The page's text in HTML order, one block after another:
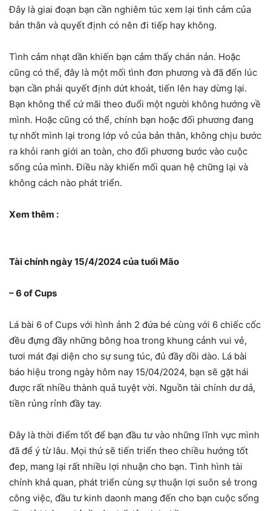
Đây là giai đoạn bạn cần nghiêm túc xem lại tình cảm của
bản thân và quyết định có nên đi tiếp hay không.
Tình cảm nhạt dần khiến bạn cảm thấy chán nản. Hoặc
cũng có thể, đây là một mối tình đơn phương và đã đến lúc
bạn cần phải quyết định dứt khoát, tiến lên hay dừng lại.
Bạn không thể cứ mãi theo đuổi một người không hướng về
mình. Hoặc cũng có thể, chính bạn hoặc đối phương đang
tự nhốt mình lại trong lớp vỏ của bản thân, không chịu bước
ra khỏi ranh giới an toàn, cho đối phương bước vào cuộc
sống của mình. Điều này khiến mối quan hệ chững lại và
không cách nào phát triển.
Xem thêm :
Tài chính ngày 15/4/2024 của tuổi Mão
– 6 of Cups
Lá bài 6 of Cups với hình ảnh 2 đứa bé cùng với 6 chiếc cốc
đều đựng đầy những bông hoa trong khung cảnh vui vẻ,
tươi mát đại diện cho sự sung túc, đủ đầy dồi dào. Lá bài
báo hiệu trong ngày hôm nay 15/04/2024, bạn sẽ gặt hái
được rất nhiều thành quả tuyệt vời. Nguồn tài chính dư dả,
tiền rủng rỉnh đầy tay.
Đây là thời điểm tốt để bạn đầu tư vào những lĩnh vực mình
đã để ý từ lâu. Mọi thứ sẽ tiến triển theo chiều hướng tốt
đep, mang lại rất nhiều lợi nhuận cho bạn. Tình hình tài
chính khả quan, phát triển cùng sự thuận lợi suôn sẻ trong
công việc, đầu tư kinh daonh mang đến cho bạn cuộc sống